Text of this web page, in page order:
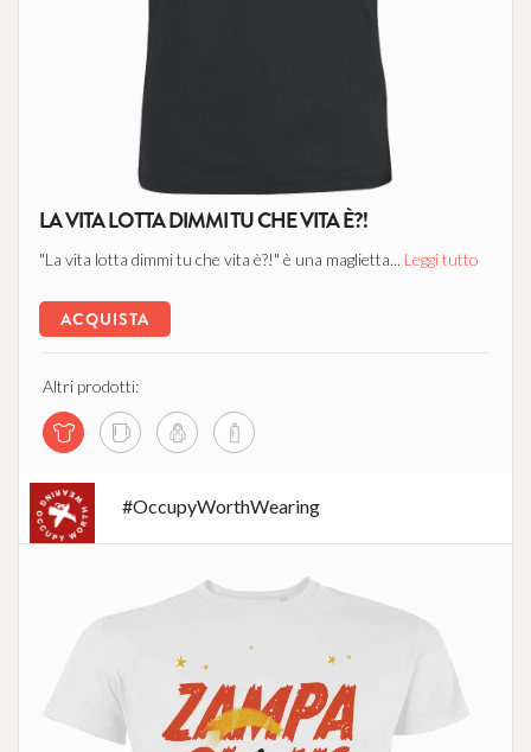
LA VITA LOTTA DIMMI TU CHE VITA È?!
"La vita lotta dimmi tu che vita è?!" è una maglietta... Leggi tutto
ACQUISTA
Altri prodotti:
#OccupyWorthWearing